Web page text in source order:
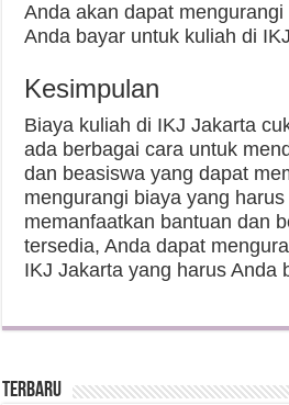
Anda akan dapat
Anda bayar untuk kuliah di
Kesimpulan
Biaya kuliah di IKJ Jakarta
ada berbagai cara untuk
dan beasiswa yang dapat
mengurangi biaya yang
memanfaatkan bantuan dan
tersedia, Anda dapat
IKJ Jakarta yang harus Anda
Terbaru